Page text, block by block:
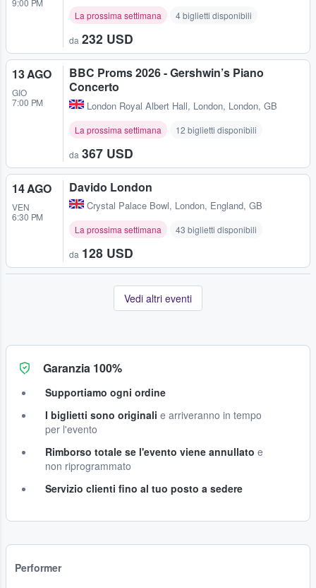
9:00 PM
La prossima settimana
4 biglietti disponibili
da 232 USD
13 AGO
GIO
7:00 PM
BBC Proms 2026 - Gershwin’s Piano
Concerto
London Royal Albert Hall, London, London, GB
La prossima settimana 12 biglietti disponibili
da 367 USD
14 AGO
VEN
6:30 PM
Davido London
Crystal Palace Bowl, London, England, GB
La prossima settimana 43 biglietti disponibili
da 128 USD
Vedi altri eventi
Garanzia 100%
Supportiamo ogni ordine
I biglietti sono originali e arriveranno in tempo
per l'evento
Rimborso totale se l'evento viene annullato e
non riprogrammato
Servizio clienti fino al tuo posto a sedere
Performer